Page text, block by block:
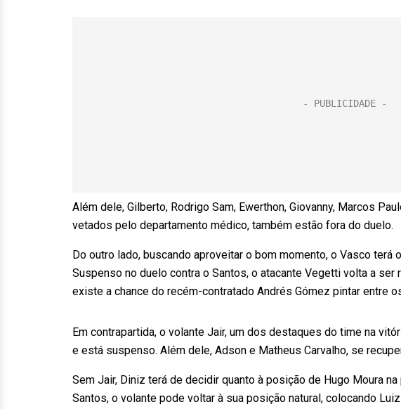
Além dele, Gilberto, Rodrigo Sam, Ewerthon, Giovanny, Marcos
vetados pelo departamento médico, também estão fora do duelo.
Do outro lado, buscando aproveitar o bom momento, o Vasco terá
Suspenso no duelo contra o Santos, o atacante Vegetti volta a ser
existe a chance do recém-contratado Andrés Gómez pintar entre
Em contrapartida, o volante Jair, um dos destaques do time na
e está suspenso. Além dele, Adson e Matheus Carvalho, se
Sem Jair, Diniz terá de decidir quanto à posição de Hugo Moura
Santos, o volante pode voltar à sua posição natural, colocando